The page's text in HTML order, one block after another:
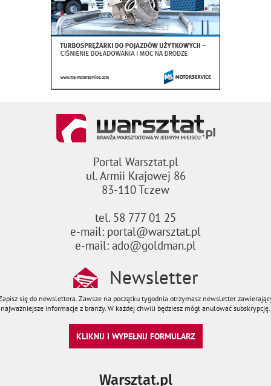
Portal Warsztat.pl
ul. Armii Krajowej 86
83-110 Tczew
tel. 58 777 01 25
e-mail: portal@warsztat.pl
e-mail: ado@goldman.pl
Newsletter
się do newslettera. Zawsze na początku tygodnia otrzymasz newsletter
najważniejsze informacje z branży. W każdej chwili będziesz mógł anulować subskrypcję.
KLIKNIJ I WYPEŁNIJ FORMULARZ
Warsztat.pl